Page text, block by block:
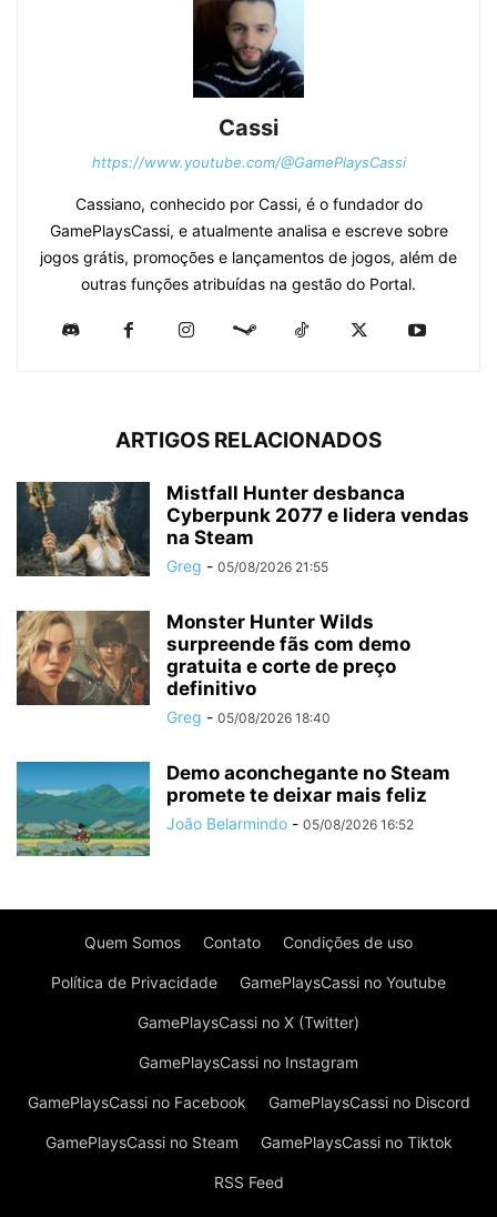
Cassi
https://www.youtube.com/@GamePlaysCassi
Cassiano, conhecido por Cassi, é o fundador do
GamePlaysCassi, e atualmente analisa e escreve sobre
jogos grátis, promoções e lançamentos de jogos, além de
outras funções atribuídas na gestão do Portal.
ARTIGOS RELACIONADOS
Mistfall Hunter desbanca
Cyberpunk 2077 e lidera vendas
na Steam
Greg - 05/08/2026 21:55
Monster Hunter Wilds
surpreende fãs com demo
gratuita e corte de preço
definitivo
Greg - 05/08/2026 18:40
Demo aconchegante no Steam
promete te deixar mais feliz
João Belarmindo - 05/08/2026 16:52
Quem Somos Contato Condições de uso
Política de Privacidade GamePlaysCassi no Youtube
GamePlaysCassi no X (Twitter)
GamePlaysCassi no Instagram
GamePlaysCassi no Facebook GamePlaysCassi no Discord
GamePlaysCassi no Steam GamePlaysCassi no Tiktok
RSS Feed